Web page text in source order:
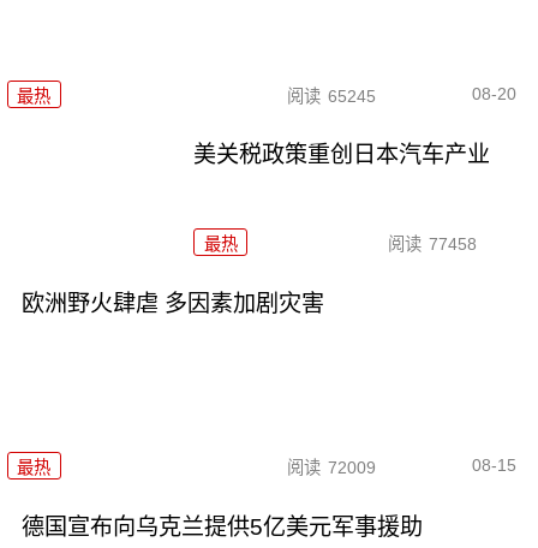
最热 阅读 65245 08-20
美关税政策重创日本汽车产业
最热 阅读 77458
欧洲野火肆虐 多因素加剧灾害
最热 阅读 72009 08-15
德国宣布向乌克兰提供5亿美元军事援助